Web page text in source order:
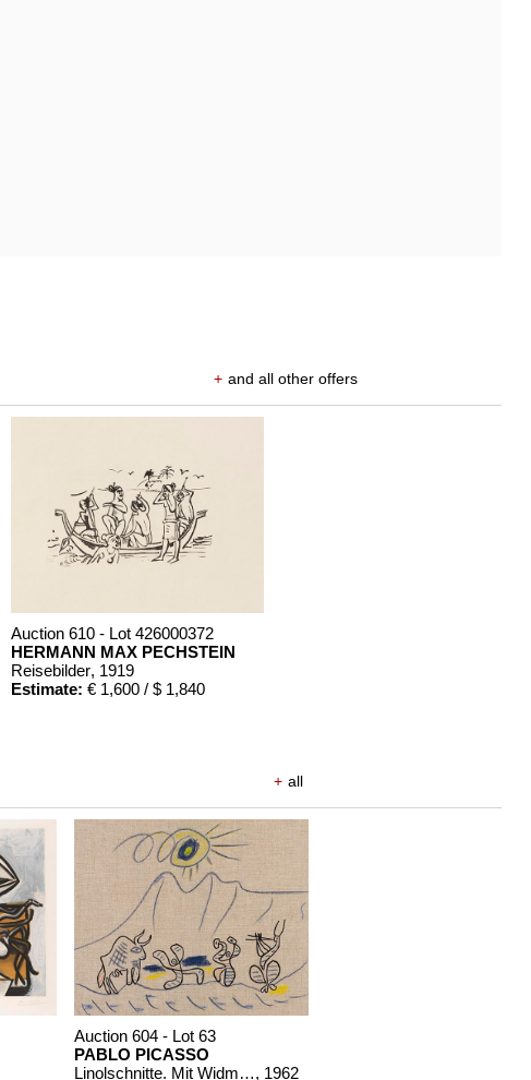
+ and all other offers
Auction 610 - Lot 426000372
HERMANN MAX PECHSTEIN
Reisebilder, 1919
Estimate: € 1,600 / $ 1,840
+ all
Auction 604 - Lot 63
PABLO PICASSO
Linolschnitte. Mit Widmung u. Zeichnung von Picasso, 1962